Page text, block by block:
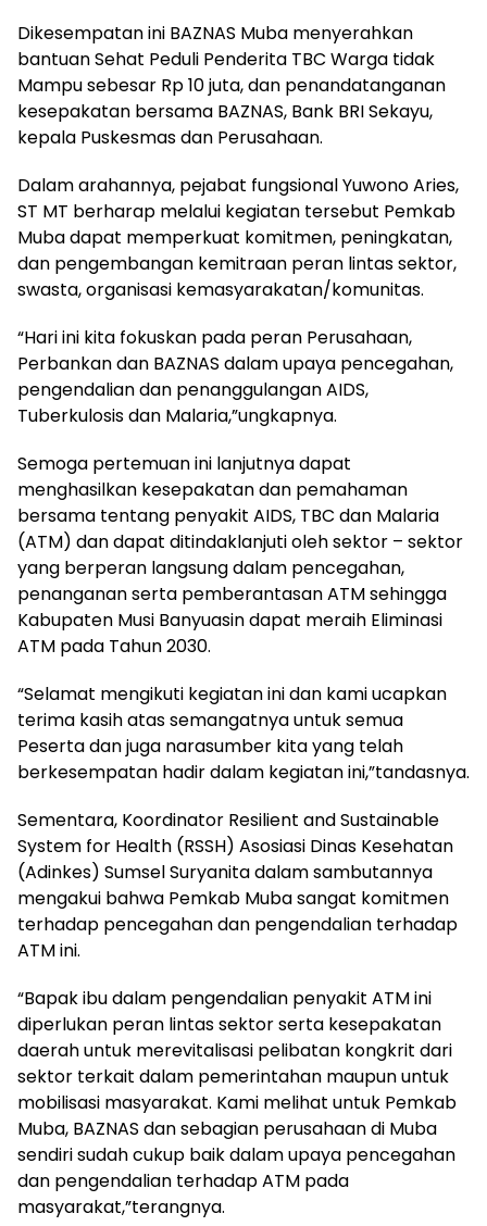
Dikesempatan ini BAZNAS Muba menyerahkan
bantuan Sehat Peduli Penderita TBC Warga tidak
Mampu sebesar Rp 10 juta, dan penandatanganan
kesepakatan bersama BAZNAS, Bank BRI Sekayu,
kepala Puskesmas dan Perusahaan.
Dalam arahannya, pejabat fungsional Yuwono Aries,
ST MT berharap melalui kegiatan tersebut Pemkab
Muba dapat memperkuat komitmen, peningkatan,
dan pengembangan kemitraan peran lintas sektor,
swasta, organisasi kemasyarakatan/komunitas.
“Hari ini kita fokuskan pada peran Perusahaan,
Perbankan dan BAZNAS dalam upaya pencegahan,
pengendalian dan penanggulangan AIDS,
Tuberkulosis dan Malaria,”ungkapnya.
Semoga pertemuan ini lanjutnya dapat
menghasilkan kesepakatan dan pemahaman
bersama tentang penyakit AIDS, TBC dan Malaria
(ATM) dan dapat ditindaklanjuti oleh sektor – sektor
yang berperan langsung dalam pencegahan,
penanganan serta pemberantasan ATM sehingga
Kabupaten Musi Banyuasin dapat meraih Eliminasi
ATM pada Tahun 2030.
“Selamat mengikuti kegiatan ini dan kami ucapkan
terima kasih atas semangatnya untuk semua
Peserta dan juga narasumber kita yang telah
berkesempatan hadir dalam kegiatan ini,”tandasnya.
Sementara, Koordinator Resilient and Sustainable
System for Health (RSSH) Asosiasi Dinas Kesehatan
(Adinkes) Sumsel Suryanita dalam sambutannya
mengakui bahwa Pemkab Muba sangat komitmen
terhadap pencegahan dan pengendalian terhadap
ATM ini.
“Bapak ibu dalam pengendalian penyakit ATM ini
diperlukan peran lintas sektor serta kesepakatan
daerah untuk merevitalisasi pelibatan kongkrit dari
sektor terkait dalam pemerintahan maupun untuk
mobilisasi masyarakat. Kami melihat untuk Pemkab
Muba, BAZNAS dan sebagian perusahaan di Muba
sendiri sudah cukup baik dalam upaya pencegahan
dan pengendalian terhadap ATM pada
masyarakat,”terangnya.